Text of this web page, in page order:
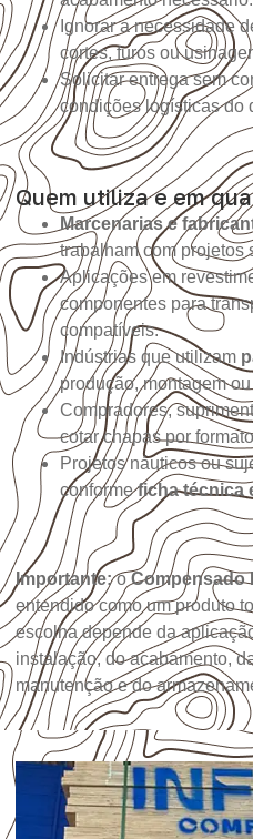
Ignorar a necessidade
cortes, furos ou
Solicitar entrega sem
condições logísticas do
Quem utiliza e em
Marcenarias e
trabalham com projetos
Aplicações em
componentes para
compatíveis.
Indústrias que utilizam
produção, montagem
Compradores,
cotar chapas por
Projetos náuticos ou
conformeficha técnica
Importante:oCompensado
entendido como um produto
escolha depende da
instalação, do acabamento,
manutenção e do